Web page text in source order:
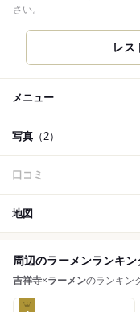
さい。
メニュー
写真 （2）
口コミ
地図
周辺のラーメンランキン
吉祥寺×ラーメンのランキン